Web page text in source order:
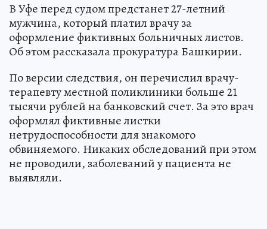
В Уфе перед судом предстанет 27-летний
мужчина, который платил врачу за
оформление фиктивных больничных листов.
Об этом рассказала прокуратура Башкирии.
По версии следствия, он перечислил врачу-
терапевту местной поликлиники больше 21
тысячи рублей на банковский счет. За это врач
оформлял фиктивные листки
нетрудоспособности для знакомого
обвиняемого. Никаких обследований при этом
не проводили, заболеваний у пациента не
выявляли.